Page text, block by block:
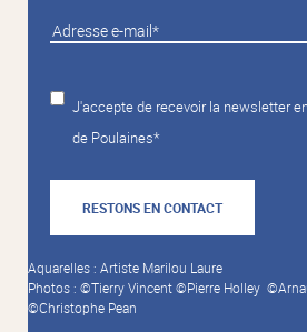
J'accepte de recevoir la newsletter
de Poulaines*
RESTONS EN CONTACT
Aquarelles : Artiste Marilou Laure
Photos : ©Tierry Vincent ©Pierre Holley
©Christophe Pean